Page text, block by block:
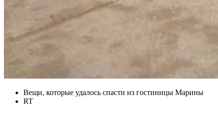
Вещи, которые удалось спасти из гостиницы Марины
RT